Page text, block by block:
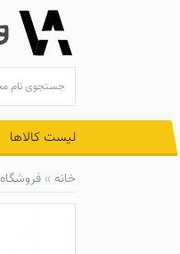
لیست کالاها
خانه » فروشگاه